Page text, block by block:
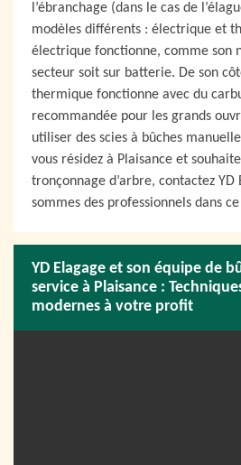
l’ébranchage (dans le cas de
modèles différents : électrique et
électrique fonctionne, comme son
secteur soit sur batterie. De son
thermique fonctionne avec du
recommandée pour les grands
utiliser des scies à bûches
vous résidez à Plaisance et
tronçonnage d’arbre, contactez YD
sommes des professionnels dans
YD Elagage et son équipe de
service à Plaisance :
modernes à votre profit